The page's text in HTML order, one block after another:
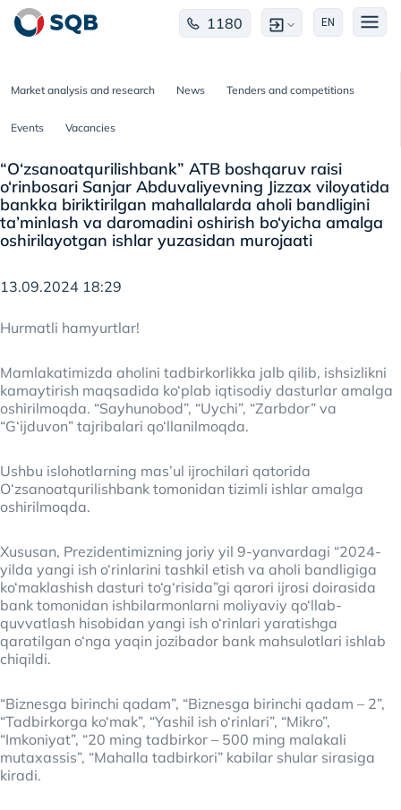
1180 EN
Market analysis and research News Tenders and competitions
Events Vacancies
“O‘zsanoatqurilishbank” ATB boshqaruv raisi
o‘rinbosari Sanjar Abduvaliyevning Jizzax viloyatida
bankka biriktirilgan mahallalarda aholi bandligini
ta’minlash va daromadini oshirish bo‘yicha amalga
oshirilayotgan ishlar yuzasidan murojaati
13.09.2024 18:29
Hurmatli hamyurtlar!
Mamlakatimizda aholini tadbirkorlikka jalb qilib, ishsizlikni
kamaytirish maqsadida ko‘plab iqtisodiy dasturlar amalga
oshirilmoqda. “Sayhunobod”, “Uychi”, “Zarbdor” va
“G‘ijduvon” tajribalari qo‘llanilmoqda.
Ushbu islohotlarning mas’ul ijrochilari qatorida
O‘zsanoatqurilishbank tomonidan tizimli ishlar amalga
oshirilmoqda.
Xususan, Prezidentimizning joriy yil 9-yanvardagi “2024-
yilda yangi ish o‘rinlarini tashkil etish va aholi bandligiga
ko‘maklashish dasturi to‘g‘risida”gi qarori ijrosi doirasida
bank tomonidan ishbilarmonlarni moliyaviy qo‘llab-
quvvatlash hisobidan yangi ish o‘rinlari yaratishga
qaratilgan o‘nga yaqin jozibador bank mahsulotlari ishlab
chiqildi.
“Biznesga birinchi qadam”, “Biznesga birinchi qadam – 2”,
“Tadbirkorga ko‘mak”, “Yashil ish o‘rinlari”, “Mikro”,
“Imkoniyat”, “20 ming tadbirkor – 500 ming malakali
mutaxassis”, “Mahalla tadbirkori” kabilar shular sirasiga
kiradi.